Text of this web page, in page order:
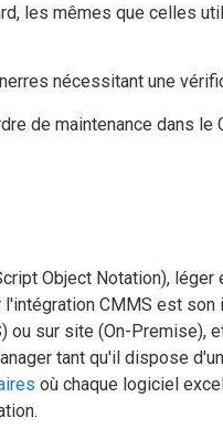
les mêmes que celles
nécessitant une
de maintenance dans le
Object Notation),
l'intégration CMMS est
ou sur site (On-Premise),
tant qu'il dispose
où chaque logiciel